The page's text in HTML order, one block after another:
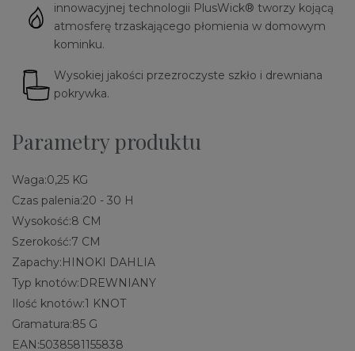
innowacyjnej technologii PlusWick® tworzy kojącą
atmosferę trzaskającego płomienia w domowym
kominku.
Wysokiej jakości przezroczyste szkło i drewniana
pokrywka.
Parametry produktu
Waga:0,25 KG
Czas palenia:20 - 30 H
Wysokość:8 CM
Szerokość:7 CM
Zapachy:HINOKI DAHLIA
Typ knotów:DREWNIANY
Ilość knotów:1 KNOT
Gramatura:85 G
EAN:5038581155838